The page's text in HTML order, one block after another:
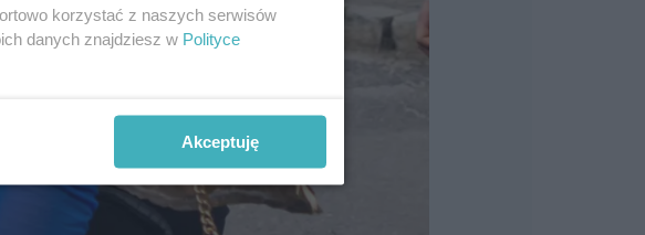
korzystać z naszych serwisów
danych znajdziesz w Polityce
Akceptuję